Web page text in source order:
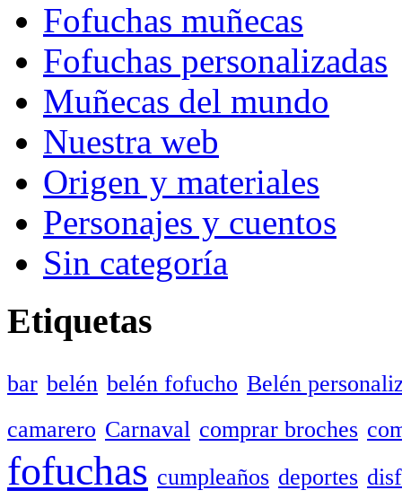
Fofuchas muñecas
Fofuchas personalizadas
Muñecas del mundo
Nuestra web
Origen y materiales
Personajes y cuentos
Sin categoría
Etiquetas
bar belén belén fofucho Belén
camarero Carnaval comprar broches
fofuchas cumpleaños deportes